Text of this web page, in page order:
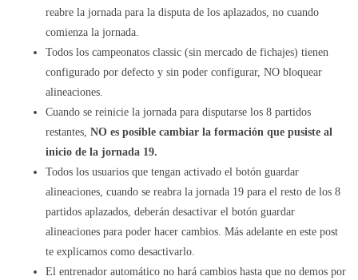
reabre la jornada para la disputa de los aplazados, no cuando
comienza la jornada.
Todos los campeonatos classic (sin mercado de fichajes) tienen
configurado por defecto y sin poder configurar, NO bloquear
alineaciones.
Cuando se reinicie la jornada para disputarse los 8 partidos
restantes, NO es posible cambiar la formación que pusiste al
inicio de la jornada 19.
Todos los usuarios que tengan activado el botón guardar
alineaciones, cuando se reabra la jornada 19 para el resto de los 8
partidos aplazados, deberán desactivar el botón guardar
alineaciones para poder hacer cambios. Más adelante en este post
te explicamos como desactivarlo.
El entrenador automático no hará cambios hasta que no demos por